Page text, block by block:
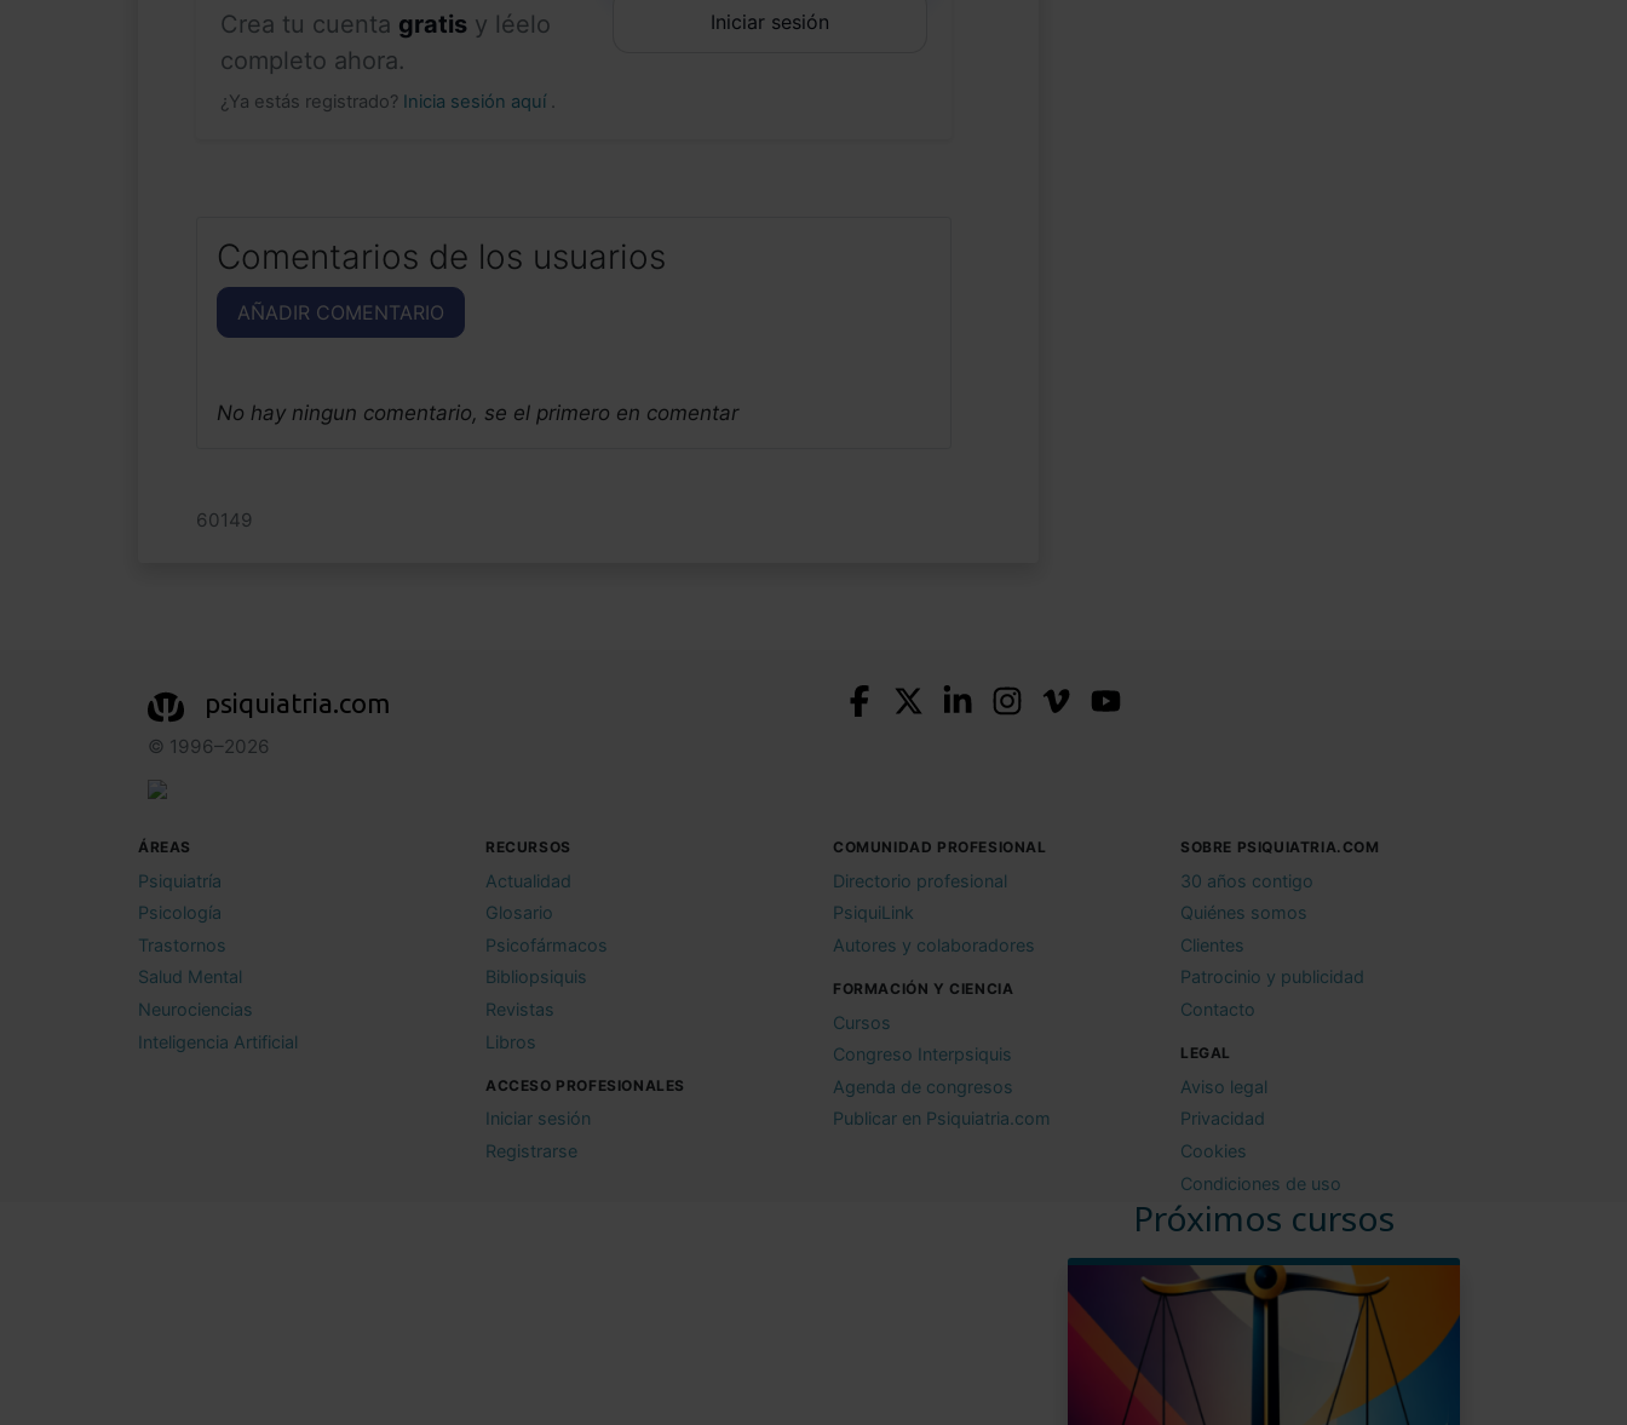
Crea tu cuenta gratis y léelo
completo ahora.
¿Ya estás registrado? Inicia sesión aquí .
Iniciar sesión
Comentarios de los usuarios
AÑADIR COMENTARIO
No hay ningun comentario, se el primero en comentar
60149
Próximos cursos
psiquiatria.com
© 1996–2026
ÁREAS
Psiquiatría
Psicología
Trastornos
Salud Mental
Neurociencias
Inteligencia Artificial
RECURSOS
Actualidad
Glosario
Psicofármacos
Bibliopsiquis
Revistas
Libros
ACCESO PROFESIONALES
Iniciar sesión
Registrarse
COMUNIDAD PROFESIONAL
Directorio profesional
PsiquiLink
Autores y colaboradores
FORMACIÓN Y CIENCIA
Cursos
Congreso Interpsiquis
Agenda de congresos
Publicar en Psiquiatria.com
SOBRE PSIQUIATRIA.COM
30 años contigo
Quiénes somos
Clientes
Patrocinio y publicidad
Contacto
LEGAL
Aviso legal
Privacidad
Cookies
Condiciones de uso